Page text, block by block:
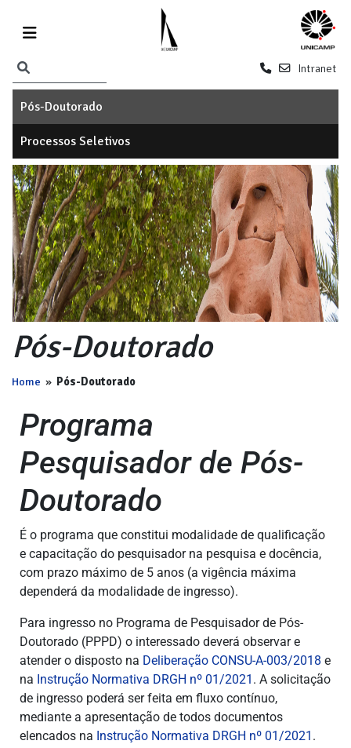
Intranet
Pós-Doutorado
Processos Seletivos
Pós-Doutorado
Home » Pós-Doutorado
Programa
Pesquisador de Pós-
Doutorado
É o programa que constitui modalidade de qualificação
e capacitação do pesquisador na pesquisa e docência,
com prazo máximo de 5 anos (a vigência máxima
dependerá da modalidade de ingresso).
Para ingresso no Programa de Pesquisador de Pós-
Doutorado (PPPD) o interessado deverá observar e
atender o disposto na Deliberação CONSU-A-003/2018 e
na Instrução Normativa DRGH nº 01/2021 . A solicitação
de ingresso poderá ser feita em fluxo contínuo,
mediante a apresentação de todos documentos
elencados na Instrução Normativa DRGH nº 01/2021 .